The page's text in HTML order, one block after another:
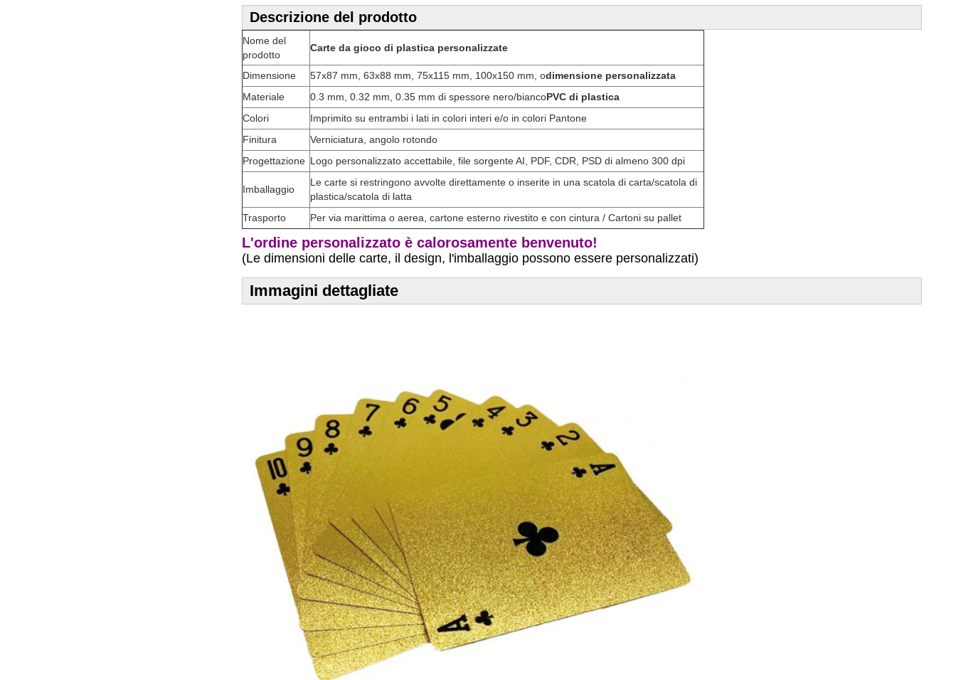
Descrizione del prodotto
Nome del
prodotto
Carte da gioco di plastica personalizzate
Dimensione 57x87 mm, 63x88 mm, 75x115 mm, 100x150 mm, odimensione personalizzata
Materiale
0.3 mm, 0.32 mm, 0.35 mm di spessore nero/biancoPVC di plastica
Colori
Imprimito su entrambi i lati in colori interi e/o in colori Pantone
Finitura
Verniciatura, angolo rotondo
Progettazione Logo personalizzato accettabile, file sorgente AI, PDF, CDR, PSD di almeno 300 dpi
Imballaggio
Le carte si restringono avvolte direttamente o inserite in una scatola di carta/scatola di
plastica/scatola di latta
Trasporto
Per via marittima o aerea, cartone esterno rivestito e con cintura / Cartoni su pallet
L'ordine personalizzato è calorosamente benvenuto!
(Le dimensioni delle carte, il design, l'imballaggio possono essere personalizzati)
Immagini dettagliate